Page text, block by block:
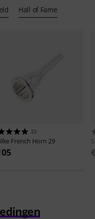
Hall of Fame
23
French Horn 29